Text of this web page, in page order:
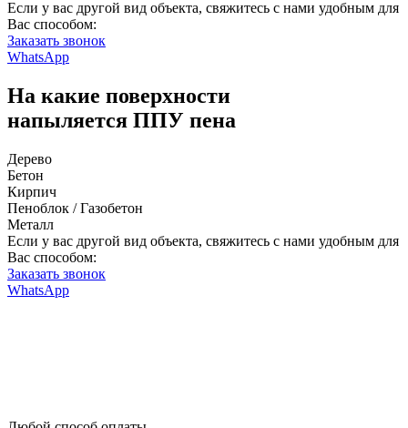
Если у вас другой вид объекта, свяжитесь с нами удобным для
Вас способом:
Заказать звонок
WhatsApp
На какие поверхности
напыляется ППУ пена
Дерево
Бетон
Кирпич
Пеноблок / Газобетон
Металл
Если у вас другой вид объекта, свяжитесь с нами удобным для
Вас способом:
Заказать звонок
WhatsApp